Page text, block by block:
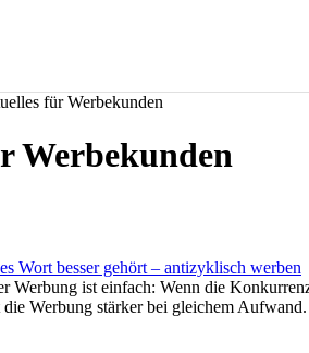
für Werbekunden
Werbekunden
Wort besser gehört – antizyklisch werben
Werbung ist einfach: Wenn die
Werbung stärker bei gleichem